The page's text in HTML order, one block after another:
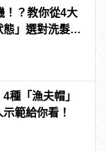
！？教你從4大
態」選對洗髮
種「漁夫帽」
範給你看！